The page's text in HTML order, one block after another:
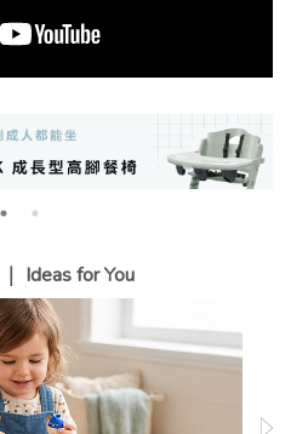
Ideas for You